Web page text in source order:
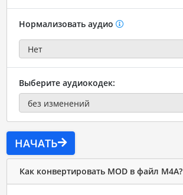
Нормализовать аудио
Выберите аудиокодек:
НАЧАТЬ
Как конвертировать MOD в файл M4A?